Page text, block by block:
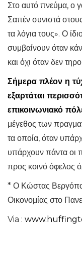
Στο αυτό πνεύμα, ο
Σαπέν συνιστά
τα λόγια τους». Ο
συμβαίνουν όταν
και όχι όταν δεν
Σήμερα πλέον η
εξαρτάται
επικοινωνιακό
μέγεθος των
τα οποία, όταν
υπάρχουν πάντα οι
προς κοινό όφελος
* Ο Κώστας
Οικονομίας στο
Via :